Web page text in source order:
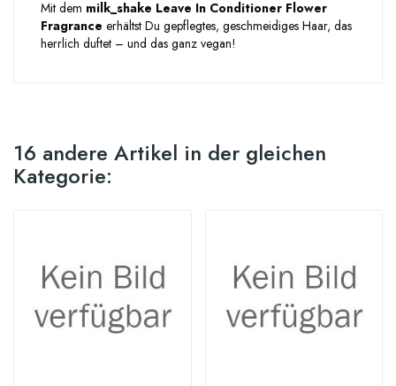
Mit dem milk_shake Leave In Conditioner Flower
Fragrance erhältst Du gepflegtes, geschmeidiges Haar, das
herrlich duftet – und das ganz vegan!
16 andere Artikel in der gleichen
Kategorie: